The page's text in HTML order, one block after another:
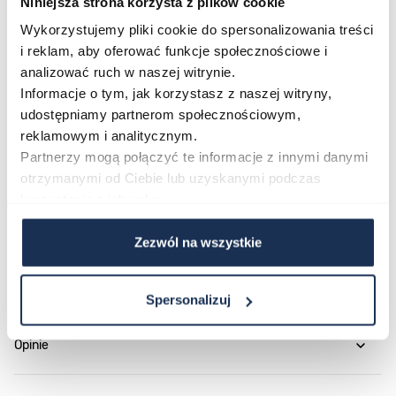
Wykorzystujemy pliki cookie do spersonalizowania treści
i reklam, aby oferować funkcje społecznościowe i
analizować ruch w naszej witrynie.
Informacje o tym, jak korzystasz z naszej witryny,
udostępniamy partnerom społecznościowym,
reklamowym i analitycznym.
Partnerzy mogą połączyć te informacje z innymi danymi
otrzymanymi od Ciebie lub uzyskanymi podczas
Zezwól na wszystkie
Spersonalizuj
akcentem.
Połączenie stylu i funkcjonalności
Guess GS Victoria GW1037L2 to zegarek, który łączy
wyrazisty modowy design z praktycznymi funkcjami
codziennego użytkowania. Złota estetyka i staranna
jakość wykonania czynią go eleganckim wyborem dla
każdej kobiety ceniącej styl marki Guess.
Opinie